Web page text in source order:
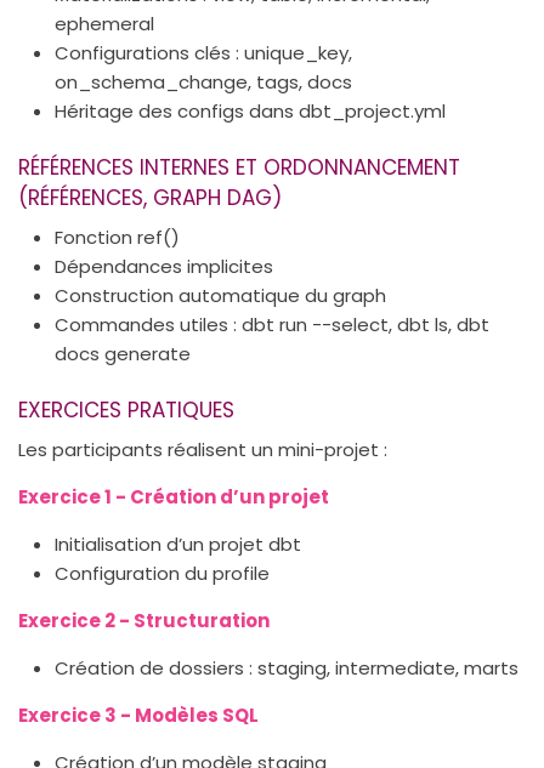
ephemeral
Configurations clés : unique_key,
on_schema_change, tags, docs
Héritage des configs dans dbt_project.yml
RÉFÉRENCES INTERNES ET ORDONNANCEMENT
(RÉFÉRENCES, GRAPH DAG)
Fonction ref()
Dépendances implicites
Construction automatique du graph
Commandes utiles : dbt run --select, dbt ls, dbt
docs generate
EXERCICES PRATIQUES
Les participants réalisent un mini-projet :
Exercice 1 - Création d’un projet
Initialisation d’un projet dbt
Configuration du profile
Exercice 2 - Structuration
Création de dossiers : staging, intermediate, marts
Exercice 3 - Modèles SQL
Création d’un modèle staging